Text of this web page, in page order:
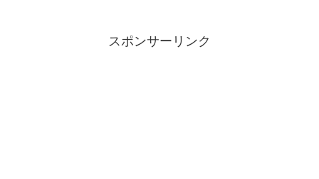
スポンサーリンク